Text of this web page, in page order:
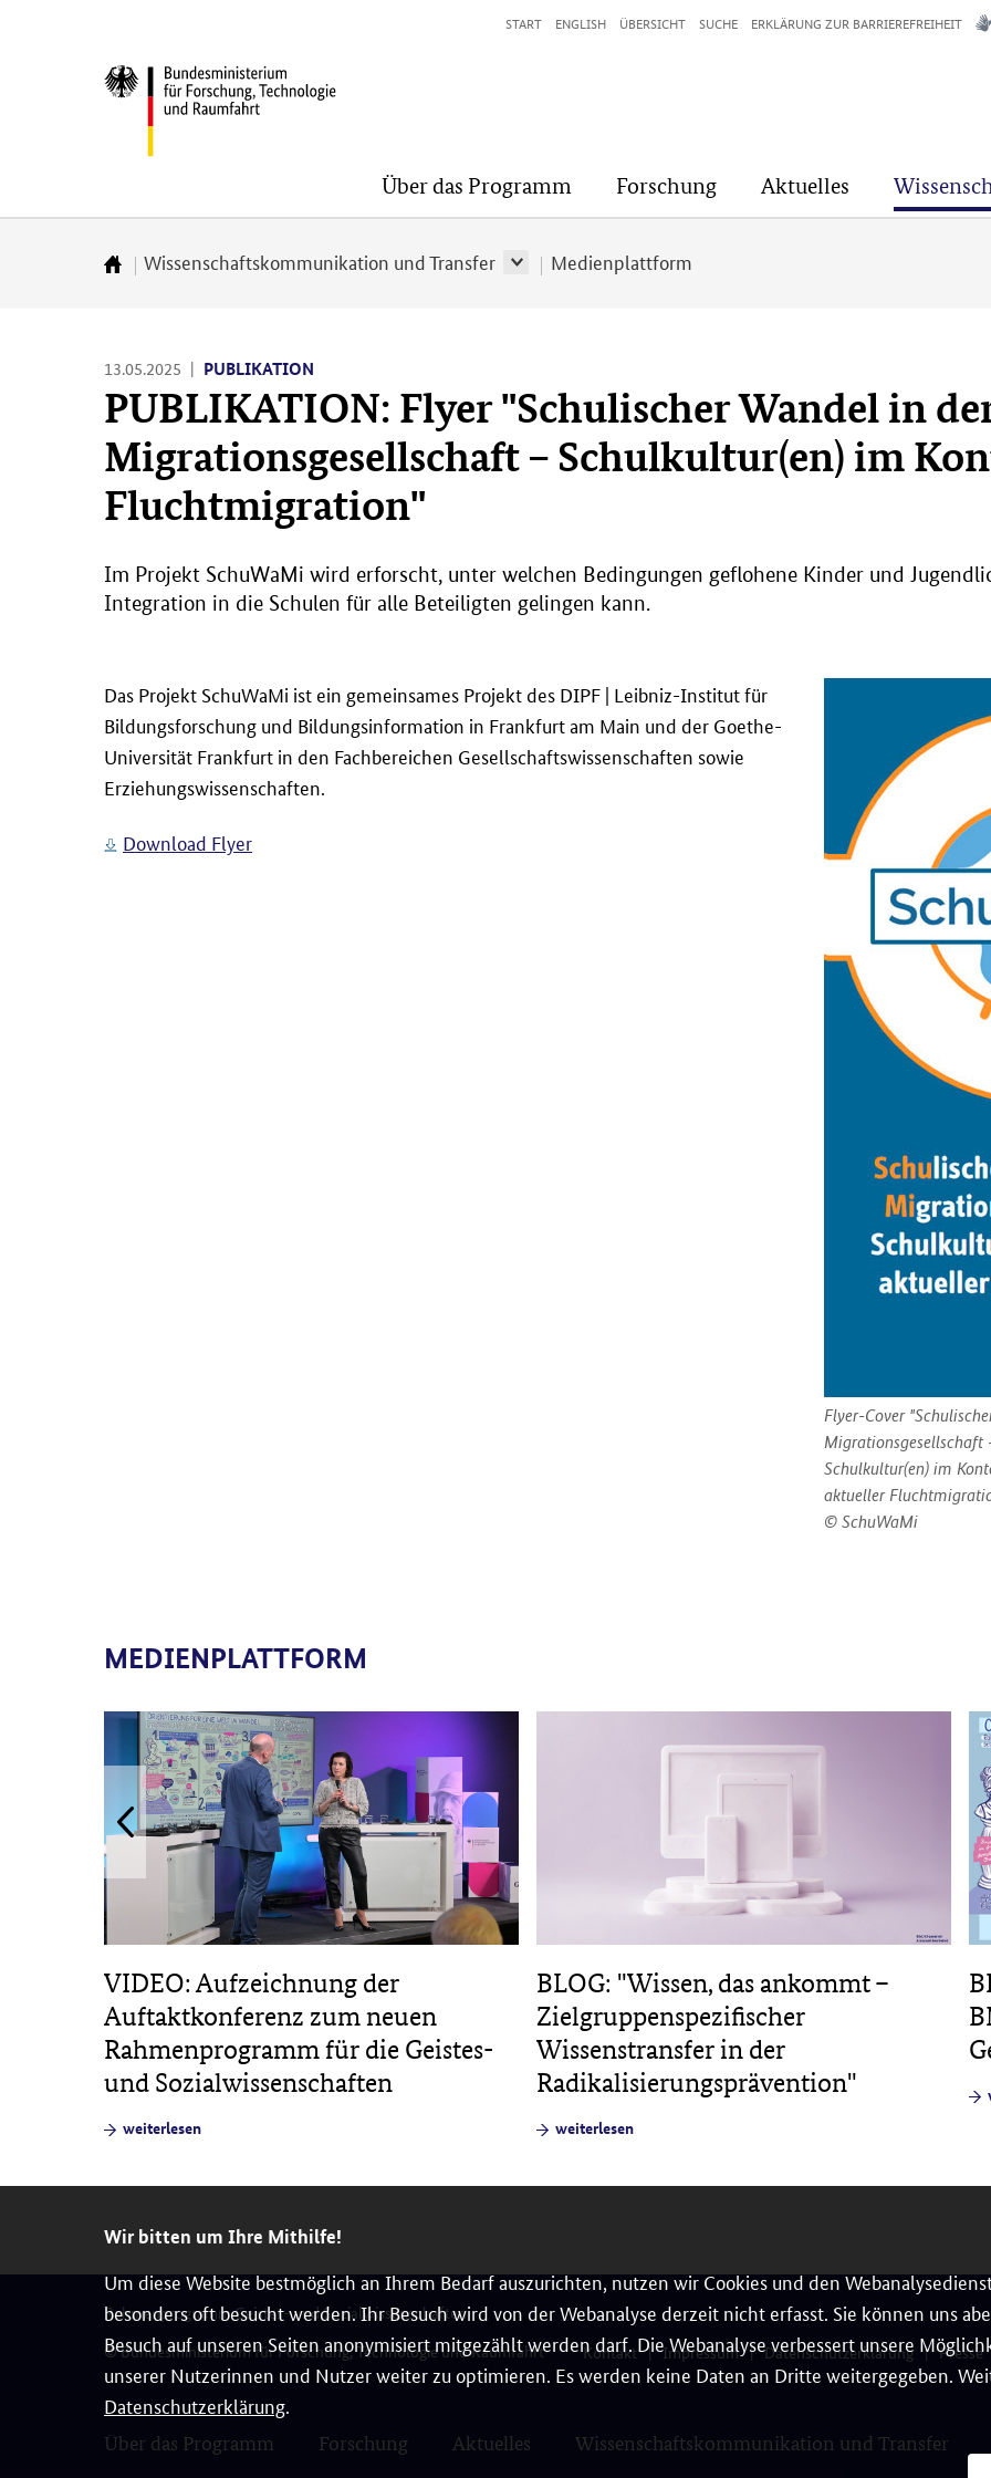
Wir bitten um Ihre Mithilfe!
Um diese Website bestmöglich an Ihrem Bedarf auszurichten, nutzen wir Cookies und den
besonders oft besucht werden. Ihr Besuch wird von der Webanalyse derzeit nicht erfasst. Sie können uns
Besuch auf unseren Seiten anonymisiert mitgezählt werden darf. Die Webanalyse verbessert unsere
unserer Nutzerinnen und Nutzer weiter zu optimieren. Es werden keine Daten an Dritte weitergegeben.
Datenschutzerklärung.
BMFTR
Über das Programm Forschung Aktuelles
START ENGLISH ÜBERSICHT SUCHE ERKLÄRUNG ZUR BARRIEREFREIHEIT
Zur
Wissenschaftskommunikation und Transfer Medienplattform
13.05.2025 PUBLIKATION
PUBLIKATION: Flyer "Schulischer Wandel in
Migrationsgesellschaft – Schulkultur(en) im
Fluchtmigration"
Im Projekt SchuWaMi wird erforscht, unter welchen Bedingungen geflohene Kinder und
Integration in die Schulen für alle Beteiligten gelingen kann.
Flyer-Cover
Migrationsgesellschaft
Schulkultur(en) im
aktueller
SchuWaMi
Das Projekt SchuWaMi ist ein gemeinsames Projekt des DIPF | Leibniz-Institut für
Bildungsforschung und Bildungsinformation in Frankfurt am Main und der Goethe-
Universität Frankfurt in den Fachbereichen Gesellschaftswissenschaften sowie
Erziehungswissenschaften.
Download Flyer
MEDIENPLATTFORM
VIDEO: Aufzeichnung der
Auftaktkonferenz zum neuen
Rahmenprogramm für die Geistes-
und Sozialwissenschaften
weiterlesen
BLOG: "Wissen, das ankommt –
Zielgruppenspezifischer
Wissenstransfer in der
Radikalisierungsprävention"
weiterlesen
Rahmenprogramm Geistes- und Sozialwissenschaften
© Bundesministerium für Forschung, Technologie und Raumfahrt
Kontakt Impressum Datenschutzerklärung Presse
Über das Programm Forschung Aktuelles Wissenschaftskommunikation und Transfer